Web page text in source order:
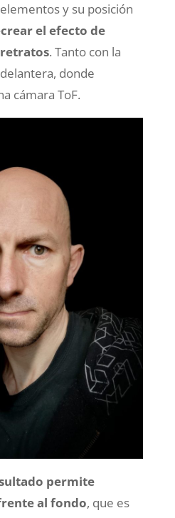
y su posición
el efecto de
. Tanto con la
donde
cámara ToF.
permite
al fondo, que es